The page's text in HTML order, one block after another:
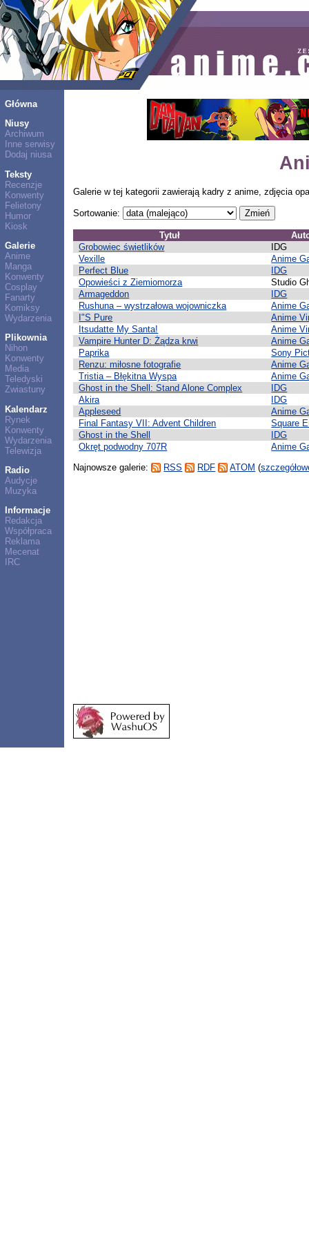
Główna
Niusy
Archiwum
Inne serwisy
Dodaj niusa
Teksty
Recenzje
Konwenty
Felietony
Humor
Kiosk
Galerie
Anime
Manga
Konwenty
Cosplay
Fanarty
Komiksy
Wydarzenia
Plikownia
Nihon
Konwenty
Media
Teledyski
Zwiastuny
Kalendarz
Rynek
Konwenty
Wydarzenia
Telewizja
Radio
Audycje
Muzyka
Informacje
Redakcja
Współpraca
Reklama
Mecenat
IRC
Galerie w tej kategorii zawierają kadry z anime, zdjęcia
Sortowanie:
Tytuł
Grobowiec świetlików
IDG
Vexille
Anime
Perfect Blue
IDG
Opowieści z Ziemiomorza
Studio
Armageddon
IDG
Rushuna – wystrzałowa wojowniczka
Anime
I"S Pure
Anime
Itsudatte My Santa!
Anime
Vampire Hunter D: Żądza krwi
Anime
Paprika
Sony
Renzu: miłosne fotografie
Anime
Tristia – Błękitna Wyspa
Anime
Ghost in the Shell: Stand Alone Complex
IDG
Akira
IDG
Appleseed
Anime
Final Fantasy VII: Advent Children
Square
Ghost in the Shell
IDG
Okręt podwodny 707R
Anime
Najnowsze galerie:
RSS RDF ATOM (